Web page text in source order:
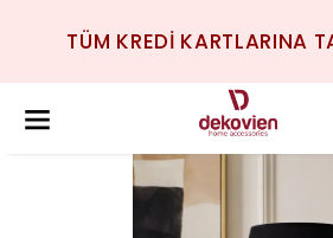
TÜM KREDİ KARTLARINA